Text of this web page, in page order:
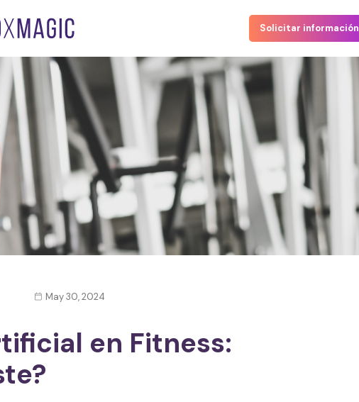
Solicitar información
 May 30, 2024
en Fitness: